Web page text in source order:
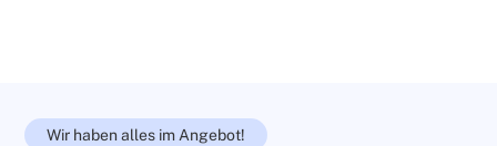
Wir haben alles im Angebot!